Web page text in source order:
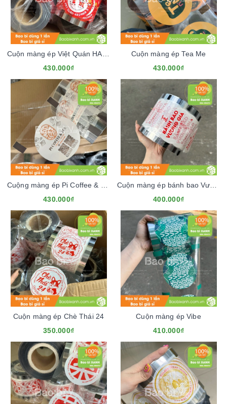
430.000₫
Cuộn màng ép Tea Me
430.000₫
430.000₫
400.000₫
Cuộn màng ép Chè Thái 24
350.000₫
Cuộn màng ép Vibe
410.000₫